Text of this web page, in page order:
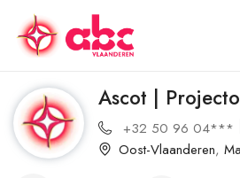
Ascot |
+32 50 96 04***
Oost-Vlaanderen,